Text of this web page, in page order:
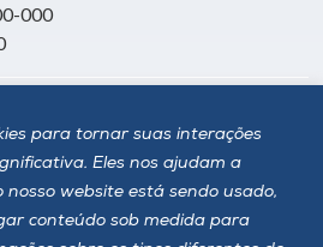
para tornar suas interações
Eles nos ajudam a
website está sendo usado,
conteúdo sob medida para
000